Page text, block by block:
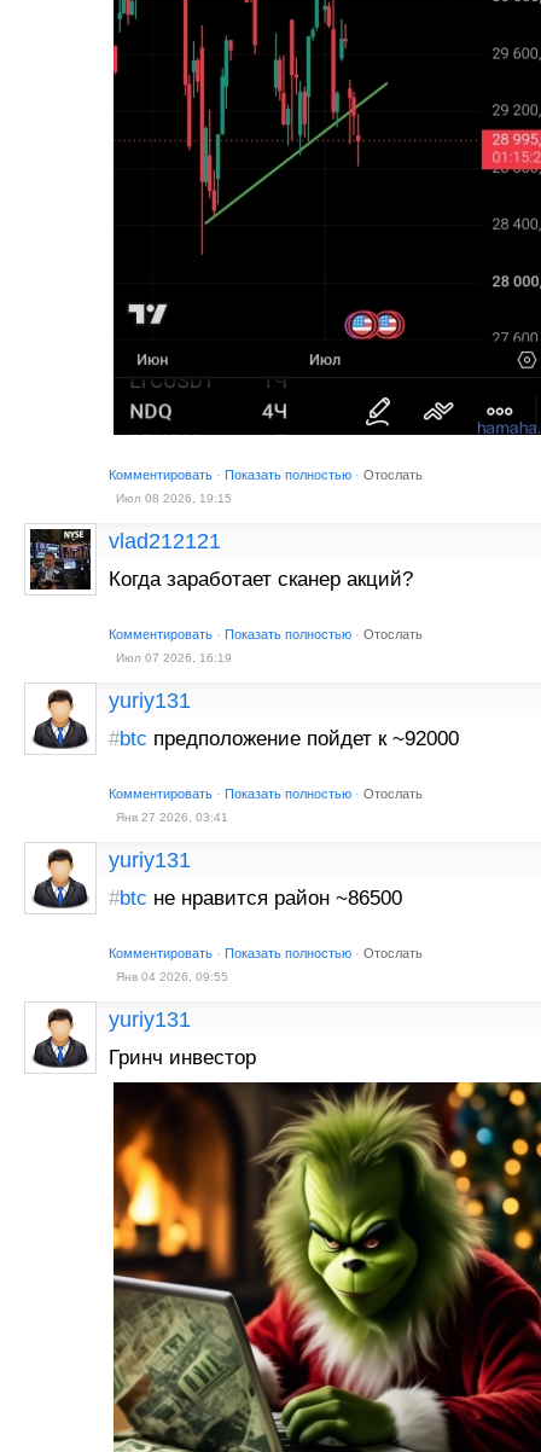
Комментировать · Показать полностью · Отослать
Июл 08 2026, 19:15
vlad212121
Когда заработает сканер акций?
Комментировать · Показать полностью · Отослать
Июл 07 2026, 16:19
yuriy131
#btc предположение пойдет к ~92000
Комментировать · Показать полностью · Отослать
Янв 27 2026, 03:41
yuriy131
#btc не нравится район ~86500
Комментировать · Показать полностью · Отослать
Янв 04 2026, 09:55
yuriy131
Гринч инвестор